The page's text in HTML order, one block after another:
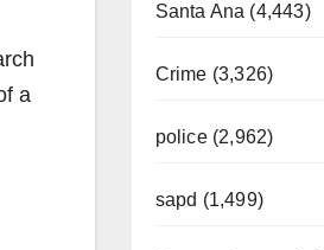
a
Santa Ana (4,443)
Crime (3,326)
police (2,962)
sapd (1,499)